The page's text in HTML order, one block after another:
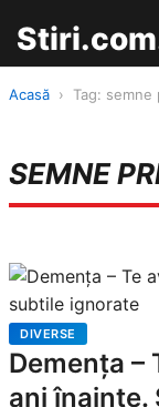
Acasă › Tag: semne
SEMNE
DIVERSE
Demența –
ani înainte.